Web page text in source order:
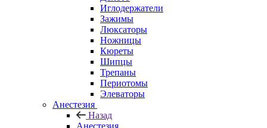
Иглодержатели
Зажимы
Люксаторы
Ножницы
Кюреты
Шипцы
Трепаны
Периотомы
Элеваторы
Анестезия
Назад
Анестезия